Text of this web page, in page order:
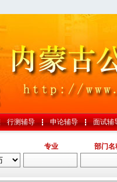
行测辅导 申论辅导 面试辅
专业 部门名